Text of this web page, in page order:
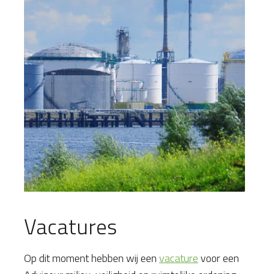
Vacatures
Op dit moment hebben wij eenvacaturevoor een